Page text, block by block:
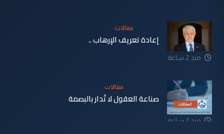
منذ 2 ساعة
مقالات
إعادة تعريف الإرهاب ..
منذ 2 ساعة
مقالات
صناعة العقول لا تُدار بالبصمة